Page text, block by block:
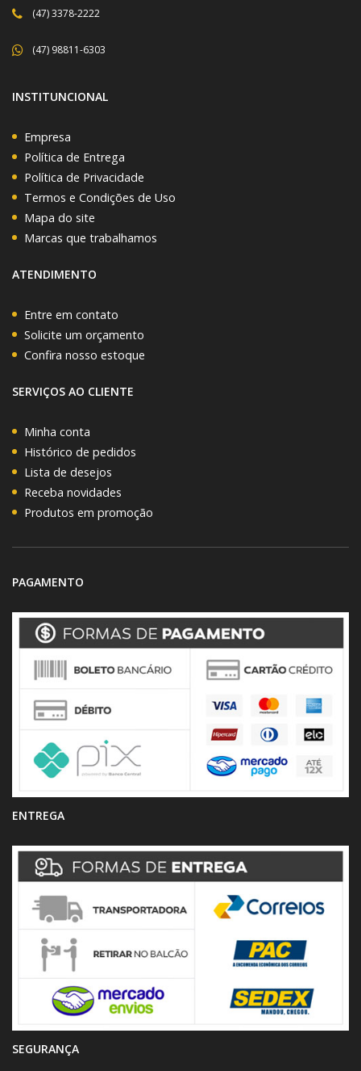
(47) 3378-2222
(47) 98811-6303
INSTITUNCIONAL
Empresa
Política de Entrega
Política de Privacidade
Termos e Condições de Uso
Mapa do site
Marcas que trabalhamos
ATENDIMENTO
Entre em contato
Solicite um orçamento
Confira nosso estoque
SERVIÇOS AO CLIENTE
Minha conta
Histórico de pedidos
Lista de desejos
Receba novidades
Produtos em promoção
PAGAMENTO
ENTREGA
SEGURANÇA